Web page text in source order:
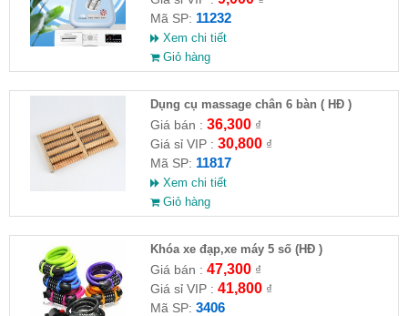
Mã SP: 11232
Xem chi tiết
Giỏ hàng
Dụng cụ massage chân 6 bàn ( HĐ )
Giá bán : 36,300₫
Giá sỉ VIP : 30,800₫
Mã SP: 11817
Xem chi tiết
Giỏ hàng
Khóa xe đạp,xe máy 5 số (HĐ )
Giá bán : 47,300₫
Giá sỉ VIP : 41,800₫
Mã SP: 3406